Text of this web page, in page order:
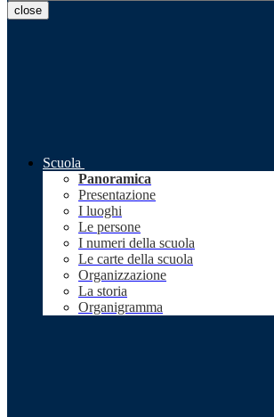
close
Scuola
Panoramica
Presentazione
I luoghi
Le persone
I numeri della scuola
Le carte della scuola
Organizzazione
La storia
Organigramma